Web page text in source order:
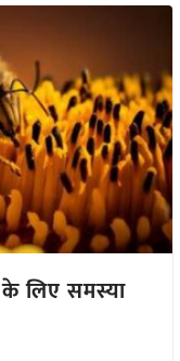
लिए समस्या